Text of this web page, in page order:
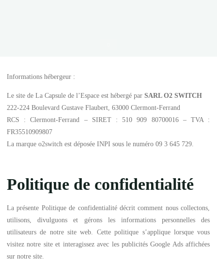
Informations hébergeur :
Le site de La Capsule de l’Espace est hébergé parSARL O2 SWITCH
222-224 Boulevard Gustave Flaubert, 63000 Clermont-Ferrand
RCS : Clermont-Ferrand – SIRET : 510 909 80700016 – TVA :
FR35510909807
La marque o2switch est déposée INPI sous le numéro 09 3 645 729.
Politique de confidentialité
La présente Politique de confidentialité décrit comment nous collectons,
utilisons, divulguons et gérons les informations personnelles des
utilisateurs de notre site web. Cette politique s’applique lorsque vous
visitez notre site et interagissez avec les publicités Google Ads affichées
sur notre site.